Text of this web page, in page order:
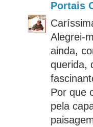
Portais
Alegrei-
ainda,
querida,
Por que
pela